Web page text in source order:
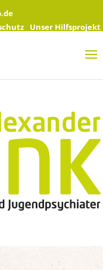
Unser Hilfsprojekt